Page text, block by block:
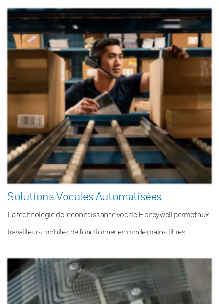
Solutions Vocales Automatisées
La technologie de reconnaissance vocale Honeywell permet aux
travailleurs mobiles de fonctionner en mode mains libres.